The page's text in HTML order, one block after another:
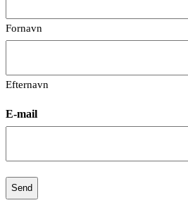
Fornavn
Efternavn
E-mail